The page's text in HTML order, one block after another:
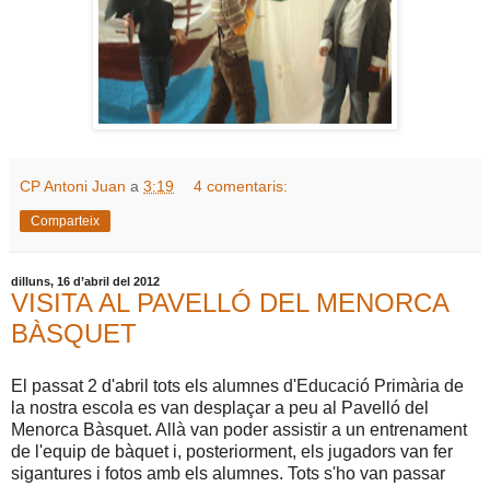
CP Antoni Juan a 3:19 4 comentaris:
Comparteix
dilluns, 16 d’abril del 2012
VISITA AL PAVELLÓ DEL MENORCA
BÀSQUET
El passat 2 d'abril tots els alumnes d'Educació Primària de
la nostra escola es van desplaçar a peu al Pavelló del
Menorca Bàsquet. Allà van poder assistir a un entrenament
de l'equip de bàquet i, posteriorment, els jugadors van fer
sigantures i fotos amb els alumnes. Tots s'ho van passar